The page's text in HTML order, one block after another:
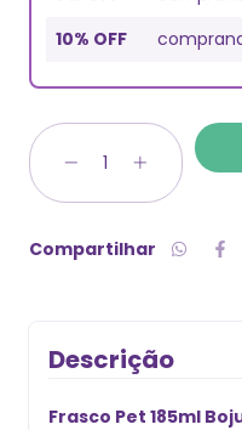
10% OFF
Compartilhar
Descrição
Frasco Pet 185ml